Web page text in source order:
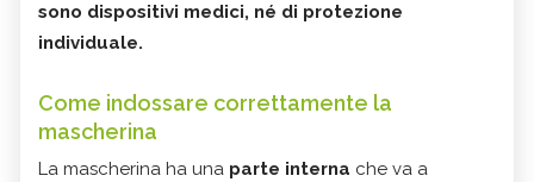
sono dispositivi medici, né di protezione
individuale.
Come indossare correttamente la
mascherina
La mascherina ha una parte interna che va a